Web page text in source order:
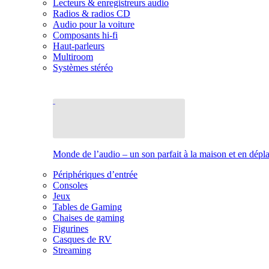
Lecteurs & enregistreurs audio
Radios & radios CD
Audio pour la voiture
Composants hi-fi
Haut-parleurs
Multiroom
Systèmes stéréo
Monde de l’audio – un son parfait à la maison et en
Périphériques d’entrée
Consoles
Jeux
Tables de Gaming
Chaises de gaming
Figurines
Casques de RV
Streaming